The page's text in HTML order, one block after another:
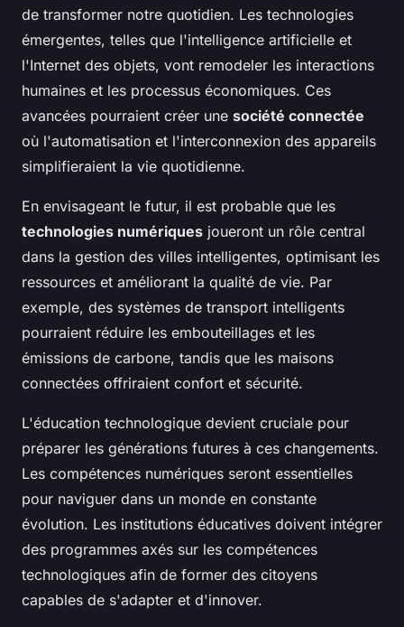
de transformer notre quotidien. Les technologies
émergentes, telles que l'intelligence artificielle et
l'Internet des objets, vont remodeler les interactions
humaines et les processus économiques. Ces
avancées pourraient créer une société connectée
où l'automatisation et l'interconnexion des appareils
simplifieraient la vie quotidienne.
En envisageant le futur, il est probable que les
technologies numériques joueront un rôle central
dans la gestion des villes intelligentes, optimisant les
ressources et améliorant la qualité de vie. Par
exemple, des systèmes de transport intelligents
pourraient réduire les embouteillages et les
émissions de carbone, tandis que les maisons
connectées offriraient confort et sécurité.
L'éducation technologique devient cruciale pour
préparer les générations futures à ces changements.
Les compétences numériques seront essentielles
pour naviguer dans un monde en constante
évolution. Les institutions éducatives doivent intégrer
des programmes axés sur les compétences
technologiques afin de former des citoyens
capables de s'adapter et d'innover.